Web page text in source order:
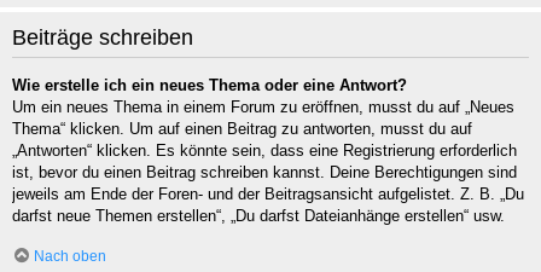
Beiträge schreiben
Wie erstelle ich ein neues Thema oder eine Antwort?
Um ein neues Thema in einem Forum zu eröffnen, musst du auf „Neues
Thema“ klicken. Um auf einen Beitrag zu antworten, musst du auf
„Antworten“ klicken. Es könnte sein, dass eine Registrierung erforderlich
ist, bevor du einen Beitrag schreiben kannst. Deine Berechtigungen sind
jeweils am Ende der Foren- und der Beitragsansicht aufgelistet. Z. B. „Du
darfst neue Themen erstellen“, „Du darfst Dateianhänge erstellen“ usw.
Nach oben